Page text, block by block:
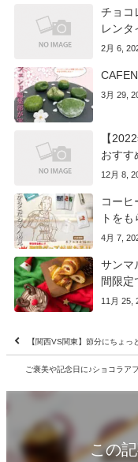
チョコ
レンタ
2月 6,
3月 29,
【
おすす
12月 8,
コーヒ
トを
4月 7,
サンマ
間限定
11月 25,
【関西VS関東】節分にちょっ
ご褒美や記念日に♪ショコラア
この